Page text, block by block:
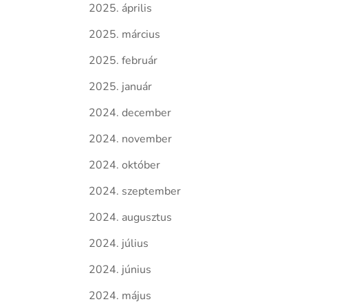
2025. április
2025. március
2025. február
2025. január
2024. december
2024. november
2024. október
2024. szeptember
2024. augusztus
2024. július
2024. június
2024. május